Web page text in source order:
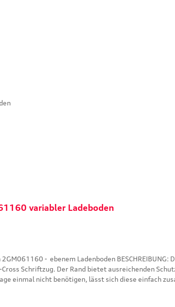
variabler Ladeboden
Die Volkswagen Original Gepäckraumeinlage ist leicht,
Schriftzug. Der Rand bietet ausreichenden
einmal nicht benötigen, lässt sich diese einfach